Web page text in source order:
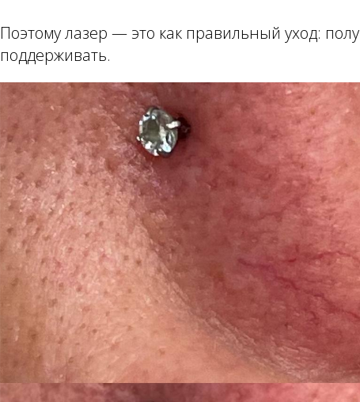
Поэтому лазер — это как правильный уход:
поддерживать.